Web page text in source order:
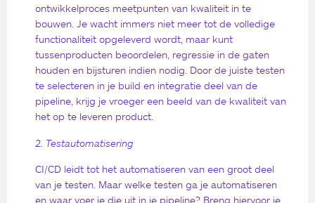
ontwikkelproces meetpunten van kwaliteit in te
bouwen. Je wacht immers niet meer tot de volledige
functionaliteit opgeleverd wordt, maar kunt
tussenproducten beoordelen, regressie in de gaten
houden en bijsturen indien nodig. Door de juiste testen
te selecteren in je build en integratie deel van de
pipeline, krijg je vroeger een beeld van de kwaliteit van
het op te leveren product.
2. Testautomatisering
CI/CD leidt tot het automatiseren van een groot deel
van je testen. Maar welke testen ga je automatiseren
en waar voer je die uit in je pipeline? Breng hiervoor je